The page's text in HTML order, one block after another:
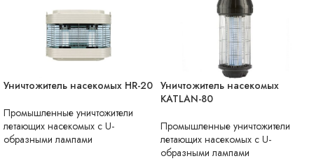
НЕТ В НАЛИЧИИ
Уничтожитель насекомых HR-20
Промышленные уничтожители
летающих насекомых с U-
образными лампами
НЕТ В НАЛИЧИИ
Уничтожитель насекомых
KATLAN-80
Промышленные уничтожители
летающих насекомых с U-
образными лампами